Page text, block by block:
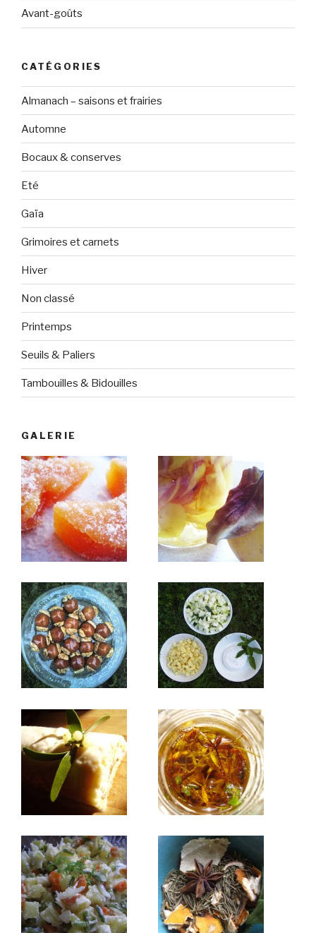
Avant-goûts
CATÉGORIES
Almanach – saisons et frairies
Automne
Bocaux & conserves
Eté
Gaïa
Grimoires et carnets
Hiver
Non classé
Printemps
Seuils & Paliers
Tambouilles & Bidouilles
GALERIE